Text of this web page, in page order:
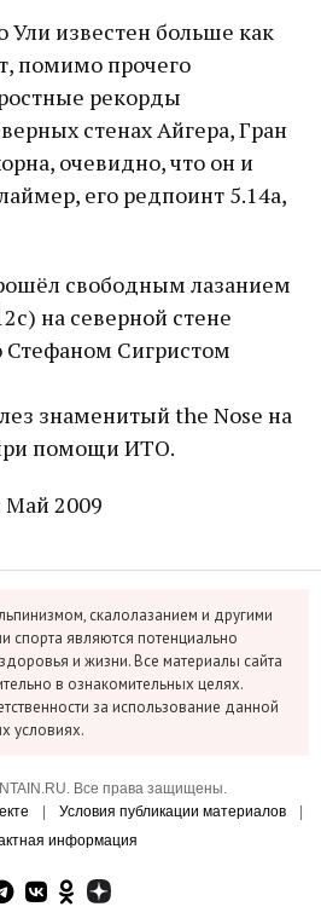
Ули известен больше как
помимо прочего
рекорды
стенах Айгера, Гран
очевидно, что он и
его редпоинт 5.14a,
свободным лазанием
на северной стене
Стефаном Сигристом
знаменитый the Nose на
помощи ИТО.
2009
скалолазанием и другими
спорта являются потенциально
и жизни. Все материалы сайта
в ознакомительных целях.
за использование данной
условиях.
Все права защищены.
Условия публикации материалов
информация